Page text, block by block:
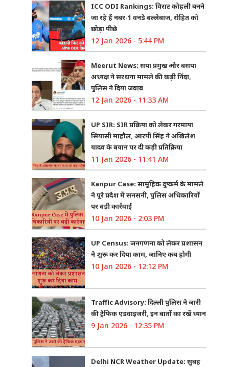
ICC ODI Rankings: विराट कोहली बनने
जा रहे हैं नंबर-1 वनडे बल्लेबाज, रोहित को
छोड़ा पीछे
12 Jan 2026 - 5:44 PM
Meerut News: सपा प्रमुख और बसपा
अध्यक्ष ने सरधना मामले की कड़ी निंदा,
पुलिस ने दिया जवाब
12 Jan 2026 - 11:33 AM
UP SIR: SIR प्रक्रिया को लेकर गरमाया
सियासी माहौल, आरपी सिंह ने अखिलेश
यादव के बयान पर दी कड़ी प्रतिक्रिया
11 Jan 2026 - 11:41 AM
Kanpur Case: सामूहिक दुष्कर्म के मामले
ने पूरे प्रदेश में सनसनी, पुलिस अधिकारियों
पर बड़ी कार्रवाई
10 Jan 2026 - 2:03 PM
UP Census: जनगणना को लेकर प्रशासन
ने शुरू कर दिया काम, जानिए कब होगी
10 Jan 2026 - 12:12 PM
Traffic Advisory: दिल्ली पुलिस ने जारी
की ट्रैफिक एडवाइजरी, इन बातों का रखें ध्यान
9 Jan 2026 - 12:35 PM
Delhi NCR Weather Update: सुबह